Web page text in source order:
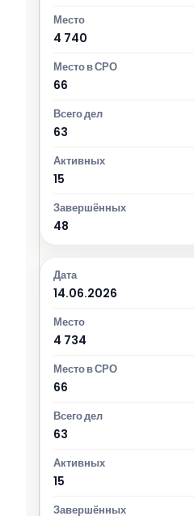
4 740
66
63
15
48
14.06.2026
4 734
66
63
15